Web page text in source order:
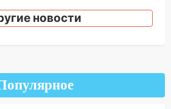
бензин в Ульяновске
список АЗС
районе утонул
новости